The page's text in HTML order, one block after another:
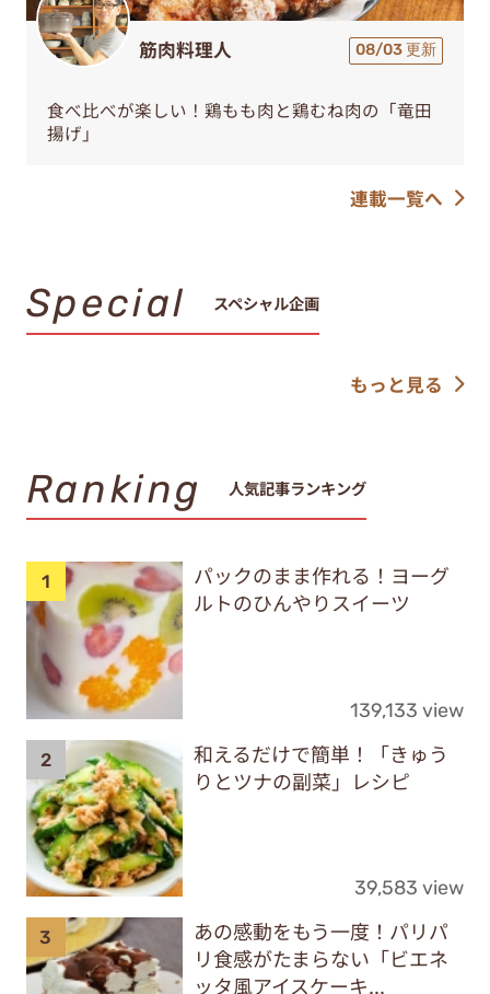
筋肉料理人 08/03 更新
食べ比べが楽しい！鶏もも肉と鶏むね肉の「竜田
揚げ」
連載一覧へ
Special スペシャル企画
もっと見る
Ranking 人気記事ランキング
パックのまま作れる！ヨーグ
ルトのひんやりスイーツ
139,133 view
和えるだけで簡単！「きゅう
りとツナの副菜」レシピ
39,583 view
あの感動をもう一度！パリパ
リ食感がたまらない「ビエネ
ッタ風アイスケーキ...